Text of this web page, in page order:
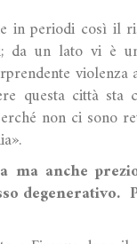
in periodi così il
da un lato vi è
violenza
questa città sta
non ci sono
ma anche
degenerativo.